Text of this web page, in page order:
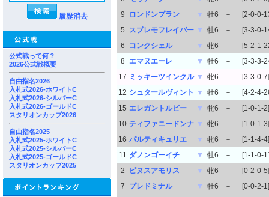
履歴消去
公式戦って何？
2026公式戦概要
自由指名2026
入札式2026-ホワイトC
入札式2026-シルバーC
入札式2026-ゴールドC
スタリオンカップ2026
自由指名2025
入札式2025-ホワイトC
入札式2025-シルバーC
入札式2025-ゴールドC
スタリオンカップ2025
9
ロンドンプラン ▼ 牡6 －
[2-0-0-
5
スプレモフレイバー ▼ 牡6 －
[3-3-0-
6
コンクシェル ▼ 牝6 －
[5-2-1-
8
エマヌエーレ ▼ 牡6 －
[3-3-3-
17 ミッキーツインクル ▼ 牝6 －
[3-3-0-7]
12 シュタールヴィント ▼ 牡6 －
[4-2-4-
15 エレガントルビー ▼ 牝6 －
[1-0-1-2]
10 ティファニードンナ ▼ 牝6 －
[1-0-1-3]
16 パルティキュリエ ▼ 牝6 －
[1-1-4-4]
11 ダノンゴーイチ ▼ 牡6 －
[1-1-0-
2
ピヌスアモリス ▼ 牝6 －
[0-2-0-5]
7
プレドミナル ▼ 牡6 －
[0-0-2-1]